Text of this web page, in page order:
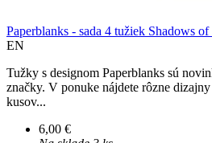
Paperblanks - sada 4 tužiek Shadows
EN
Tužky s designom Paperblanks sú
značky. V ponuke nájdete rôzne
kusov...
6,00 €